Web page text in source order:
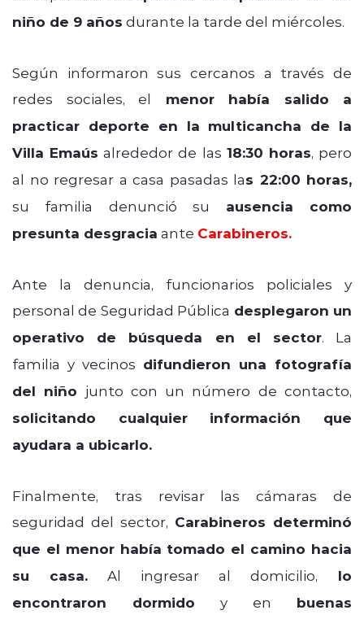
niño de 9 años durante la tarde del miércoles.
Según informaron sus cercanos a través de
redes sociales, el
menor había salido a
practicar deporte en la multicancha de la
Villa Emaús alrededor de las 18:30 horas, pero
al no regresar a casa pasadas las 22:00 horas,
su familia denunció su ausencia como
presunta desgracia ante Carabineros.
Ante la denuncia, funcionarios policiales y
personal de Seguridad Pública desplegaron un
operativo de búsqueda en el sector. La
familia y vecinos difundieron una fotografía
del niño junto con un número de contacto,
solicitando cualquier información que
ayudara a ubicarlo.
Finalmente, tras revisar las cámaras de
seguridad del sector, Carabineros determinó
que el menor había tomado el camino hacia
su casa. Al ingresar al domicilio, lo
encontraron dormido y en buenas